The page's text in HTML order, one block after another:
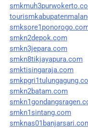
smkn2depok.com
smkn3jepara.com
smkn8tikjayapura.com
smktisingaraja.com
smkn2batam.com
smkn1sintang.com